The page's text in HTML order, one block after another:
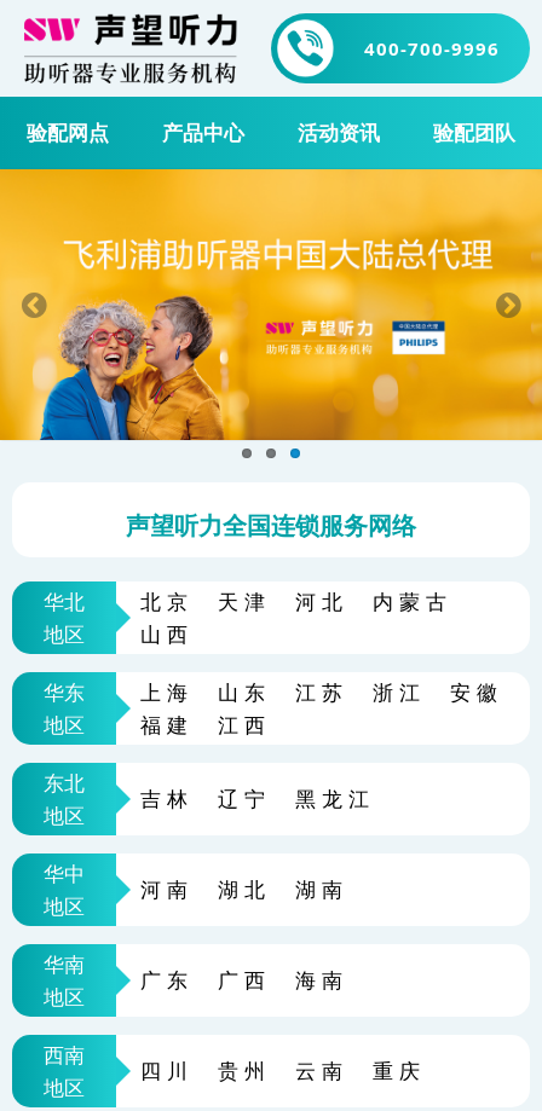
400-700-9996
验配网点 产品中心 活动资讯 验配团队
声望听力全国连锁服务网络
华北 北京 天津 河北
内蒙古
山西
地区
华东 上海 山东 江苏 浙江
安徽
福建
江西
地区
东北
吉林 辽宁 黑龙江
地区
华中
河南 湖北 湖南
地区
华南
广东 广西 海南
地区
西南
四川 贵州 云南 重庆
地区